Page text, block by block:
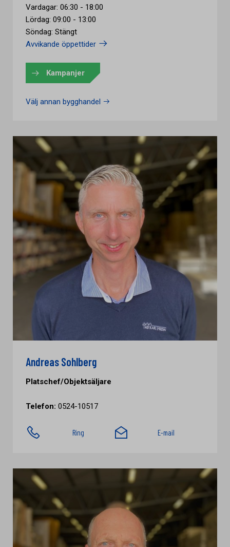
Vardagar: 06:30 - 18:00
Lördag: 09:00 - 13:00
Söndag: Stängt
Avvikande öppettider
Kampanjer
Välj annan bygghandel
Andreas Sohlberg
Platschef/Objektsäljare
Telefon: 0524-10517
Ring E-mail